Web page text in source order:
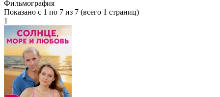
Фильмография
Показано с 1 по 7 из 7 (всего 1 страниц)
1